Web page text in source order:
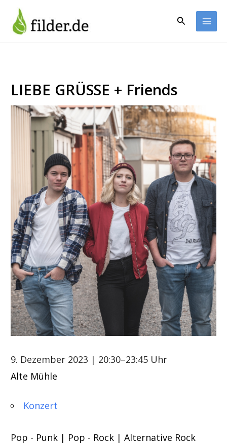
Inhalt
springen
Suchen
LIEBE GRÜSSE + Friends
9. Dezember 2023 | 20:30–23:45 Uhr
Alte Mühle
Konzert
Pop - Punk | Pop - Rock | Alternative Rock